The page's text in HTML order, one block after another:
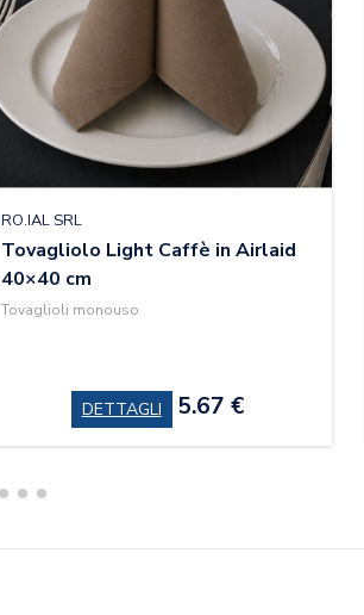
RO.IAL SRL
Tovagliolo Light Caffè in Airlaid
40×40 cm
Tovaglioli monouso
DETTAGLI 5.67 €